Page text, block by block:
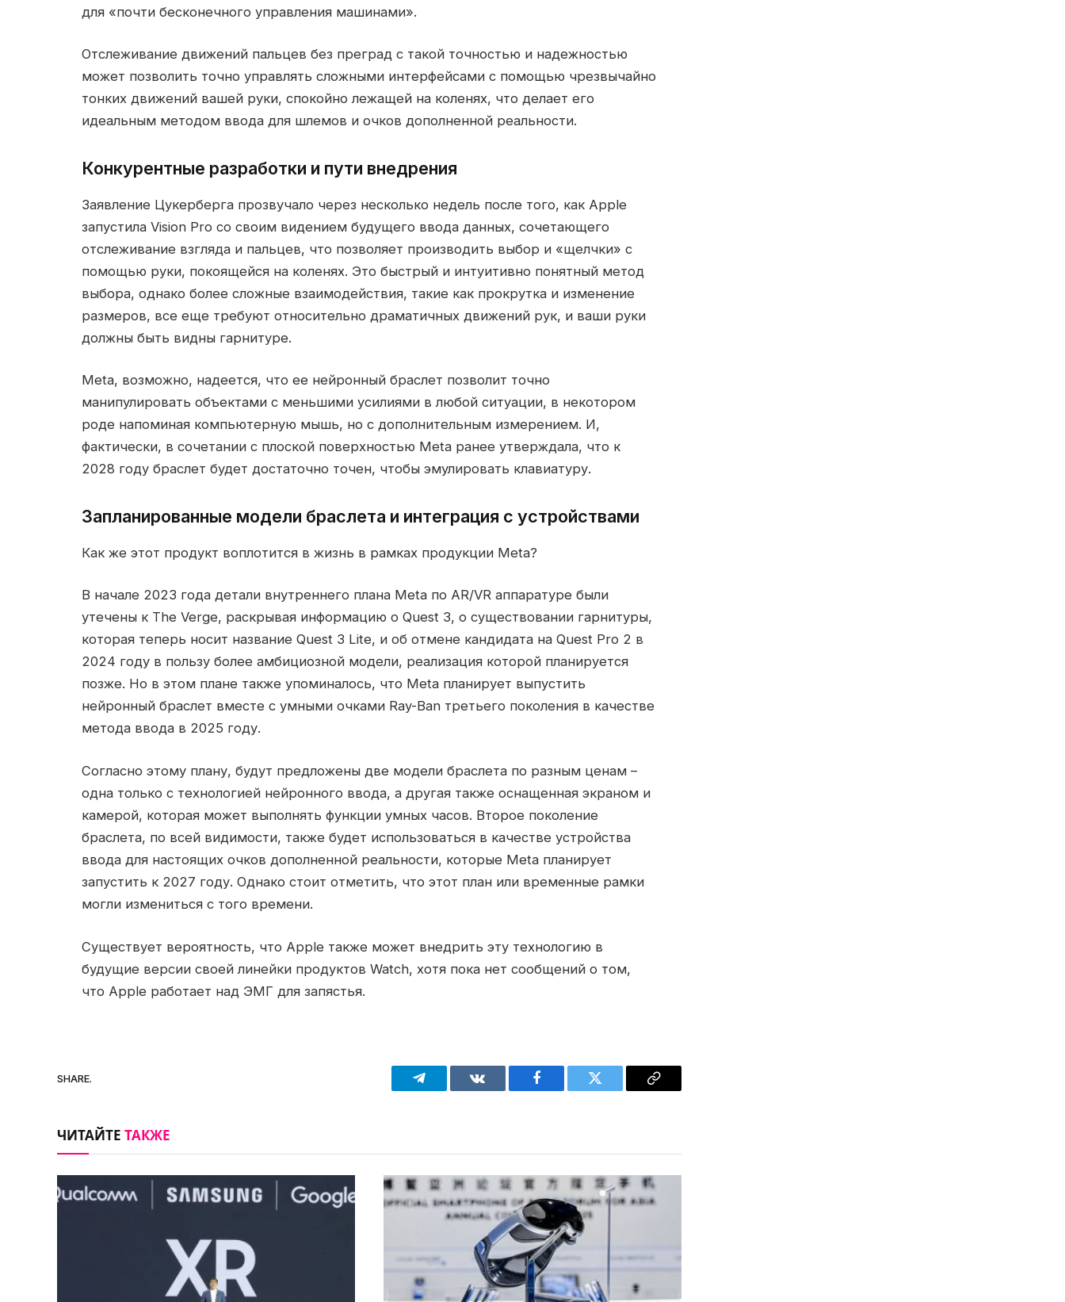
для «почти бесконечного управления машинами».
Отслеживание движений пальцев без преград с такой точностью и надежностью
может позволить точно управлять сложными интерфейсами с помощью чрезвычайно
тонких движений вашей руки, спокойно лежащей на коленях, что делает его
идеальным методом ввода для шлемов и очков дополненной реальности.
Конкурентные разработки и пути внедрения
Заявление Цукерберга прозвучало через несколько недель после того, как Apple
запустила Vision Pro со своим видением будущего ввода данных, сочетающего
отслеживание взгляда и пальцев, что позволяет производить выбор и «щелчки» с
помощью руки, покоящейся на коленях. Это быстрый и интуитивно понятный метод
выбора, однако более сложные взаимодействия, такие как прокрутка и изменение
размеров, все еще требуют относительно драматичных движений рук, и ваши руки
должны быть видны гарнитуре.
Meta, возможно, надеется, что ее нейронный браслет позволит точно
манипулировать объектами с меньшими усилиями в любой ситуации, в некотором
роде напоминая компьютерную мышь, но с дополнительным измерением. И,
фактически, в сочетании с плоской поверхностью Meta ранее утверждала, что к
2028 году браслет будет достаточно точен, чтобы эмулировать клавиатуру.
Запланированные модели браслета и интеграция с устройствами
Как же этот продукт воплотится в жизнь в рамках продукции Meta?
В начале 2023 года детали внутреннего плана Meta по AR/VR аппаратуре были
утечены к The Verge, раскрывая информацию о Quest 3, о существовании гарнитуры,
которая теперь носит название Quest 3 Lite, и об отмене кандидата на Quest Pro 2 в
2024 году в пользу более амбициозной модели, реализация которой планируется
позже. Но в этом плане также упоминалось, что Meta планирует выпустить
нейронный браслет вместе с умными очками Ray-Ban третьего поколения в качестве
метода ввода в 2025 году.
Согласно этому плану, будут предложены две модели браслета по разным ценам –
одна только с технологией нейронного ввода, а другая также оснащенная экраном и
камерой, которая может выполнять функции умных часов. Второе поколение
браслета, по всей видимости, также будет использоваться в качестве устройства
ввода для настоящих очков дополненной реальности, которые Meta планирует
запустить к 2027 году. Однако стоит отметить, что этот план или временные рамки
могли измениться с того времени.
Существует вероятность, что Apple также может внедрить эту технологию в
будущие версии своей линейки продуктов Watch, хотя пока нет сообщений о том,
что Apple работает над ЭМГ для запястья.
SHARE.
Telegram VKontakteFacebook Twitter
Copy
ЧИТАЙТЕТАКЖЕ